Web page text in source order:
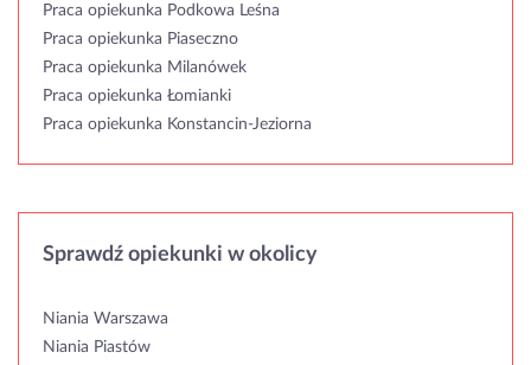
Praca opiekunka Podkowa Leśna
Praca opiekunka Piaseczno
Praca opiekunka Milanówek
Praca opiekunka Łomianki
Praca opiekunka Konstancin-Jeziorna
Sprawdź opiekunki w okolicy
Niania Warszawa
Niania Piastów